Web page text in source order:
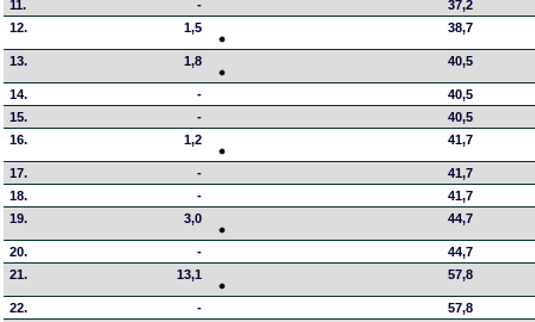
11. -
37,2
12.
1,5 38,7
13. 1,8 40,5
14. -
40,5
15.
-
40,5
16.
1,2 41,7
17. -
41,7
18.
-
41,7
19.
3,0 44,7
20. -
44,7
21.
13,1 57,8
22. -
57,8